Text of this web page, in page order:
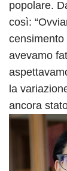
popolare.
così:
censimento
avevamo
la
ancora